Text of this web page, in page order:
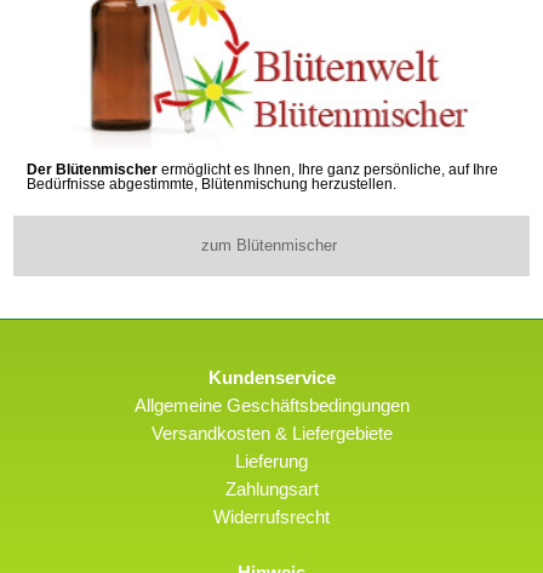
Der Blütenmischer ermöglicht es Ihnen, Ihre ganz persönliche, auf Ihre
Bedürfnisse abgestimmte, Blütenmischung herzustellen.
zum Blütenmischer
Kundenservice
Allgemeine Geschäftsbedingungen
Versandkosten & Liefergebiete
Lieferung
Zahlungsart
Widerrufsrecht